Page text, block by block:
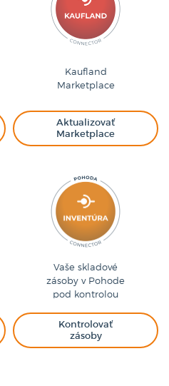
Kaufland
Marketplace
Aktualizovať
Marketplace
Vaše skladové
zásoby v Pohode
pod kontrolou
Kontrolovať
zásoby